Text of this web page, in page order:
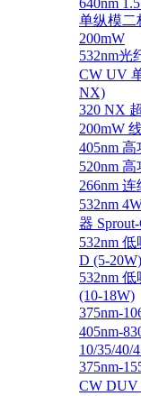
640nm
单纵模二
200mW
532nm光
CW UV
NX)
320 NX
200mW
405nm
520nm
266nm
532nm
器
532nm
D (5-20W)
532nm
(10-18W)
375nm-
405nm-
10/35/40/
375nm-
CW DUV